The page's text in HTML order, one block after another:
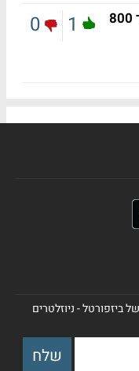
לא מבין למה היא לא בשער 800
1
0
ביזפורטל - ניוזלטרים